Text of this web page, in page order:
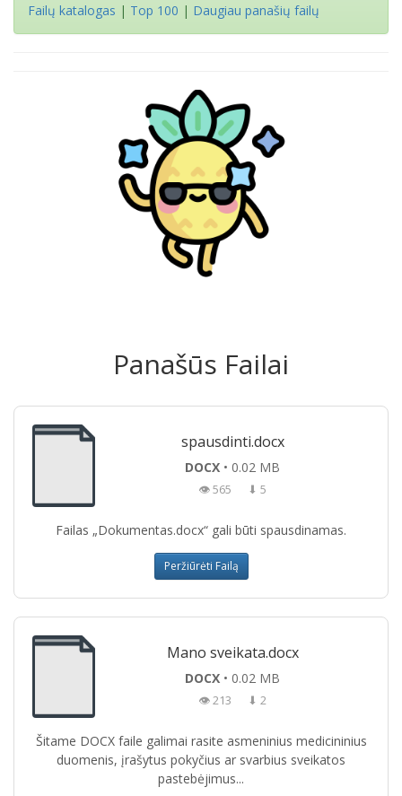
Failų katalogas | Top 100 | Daugiau panašių failų
Panašūs Failai
spausdinti.docx
DOCX • 0.02 MB
👁 565 ⬇ 5
Failas „Dokumentas.docx“ gali būti spausdinamas.
Peržiūrėti Failą
Mano sveikata.docx
DOCX • 0.02 MB
👁 213 ⬇ 2
Šitame DOCX faile galimai rasite asmeninius medicininius
duomenis, įrašytus pokyčius ar svarbius sveikatos
pastebėjimus...